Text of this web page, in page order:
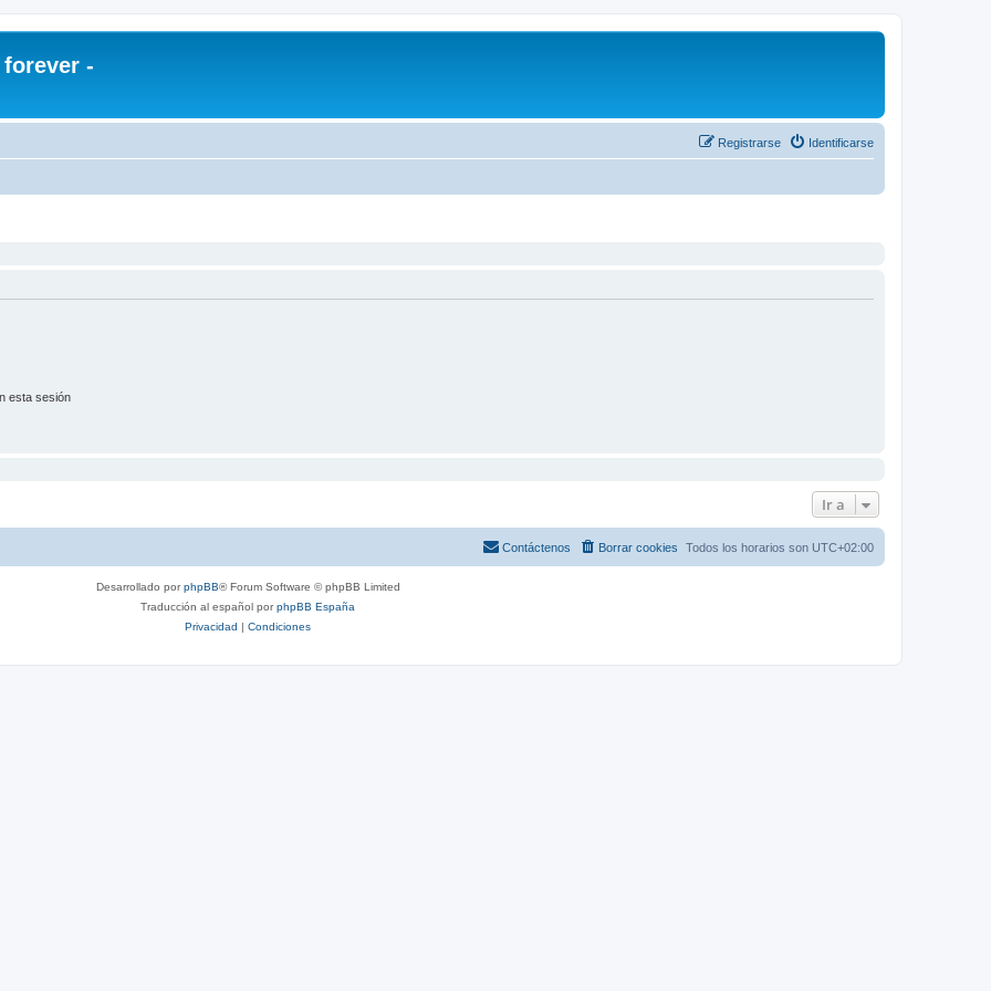
forever -
Identificarse
Registrarse
esta sesión
Ir a
Todos los horarios son UTC+02:00
Borrar cookies
Contáctenos
Desarrollado porphpBB® Forum Software © phpBB Limited
Traducción al español porphpBB España
Privacidad | Condiciones